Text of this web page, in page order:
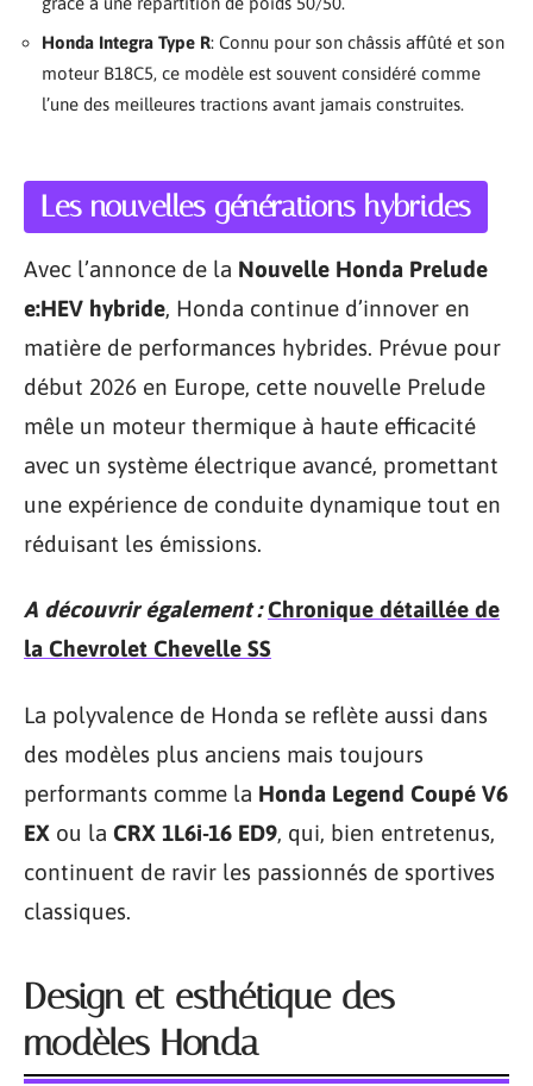
Honda Integra Type R: Connu pour son châssis affûté et son
moteur B18C5, ce modèle est souvent considéré comme
l’une des meilleures tractions avant jamais construites.
Les nouvelles générations hybrides
Avec l’annonce de la Nouvelle Honda Prelude
e:HEV hybride, Honda continue d’innover en
matière de performances hybrides. Prévue pour
début 2026 en Europe, cette nouvelle Prelude
mêle un moteur thermique à haute efficacité
avec un système électrique avancé, promettant
une expérience de conduite dynamique tout en
réduisant les émissions.
A découvrir également : Chronique détaillée de
la Chevrolet Chevelle SS
La polyvalence de Honda se reflète aussi dans
des modèles plus anciens mais toujours
performants comme la Honda Legend Coupé V6
EX ou la CRX 1L6i-16 ED9, qui, bien entretenus,
continuent de ravir les passionnés de sportives
classiques.
Design et esthétique des
modèles Honda